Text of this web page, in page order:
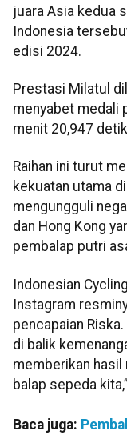
juara Asia kedua
Indonesia
edisi 2024.
Prestasi Milatul
menyabet medali
menit 20,947
Raihan ini turut
kekuatan utama
mengungguli
dan Hong Kong
pembalap putri
Indonesian
Instagram
pencapaian
di balik
memberikan hasil
balap sepeda
Baca juga: